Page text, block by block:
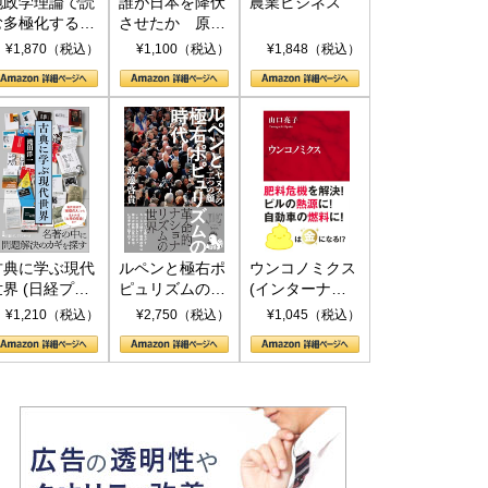
多極化する世
トランプと
¥1,870（税込）
させたか 原爆
投下、ソ連参
(PHP新書)
¥1,100（税込） ¥1,848（税込）
典に学ぶ現代
界 (日経プレ
アシリーズ)
¥1,210（税込）
ルペンと極右ポ
ピュリズムの時
代：〈ヤヌス〉
¥2,750（税込）
ウンコノミクス
(インターナシ
ョナル新書)
¥1,045（税込）